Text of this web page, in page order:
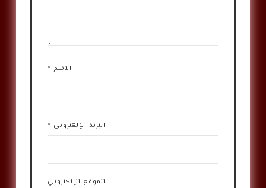
الاسم *
البريد الإلكتروني *
الموقع الإلكتروني